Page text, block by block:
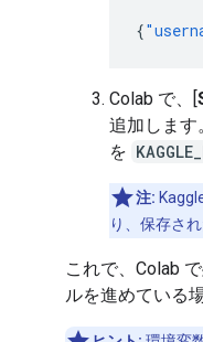
{
Colab で、[
追加します
を
注:
り、保存さ
これで、Colab
ルを進めている